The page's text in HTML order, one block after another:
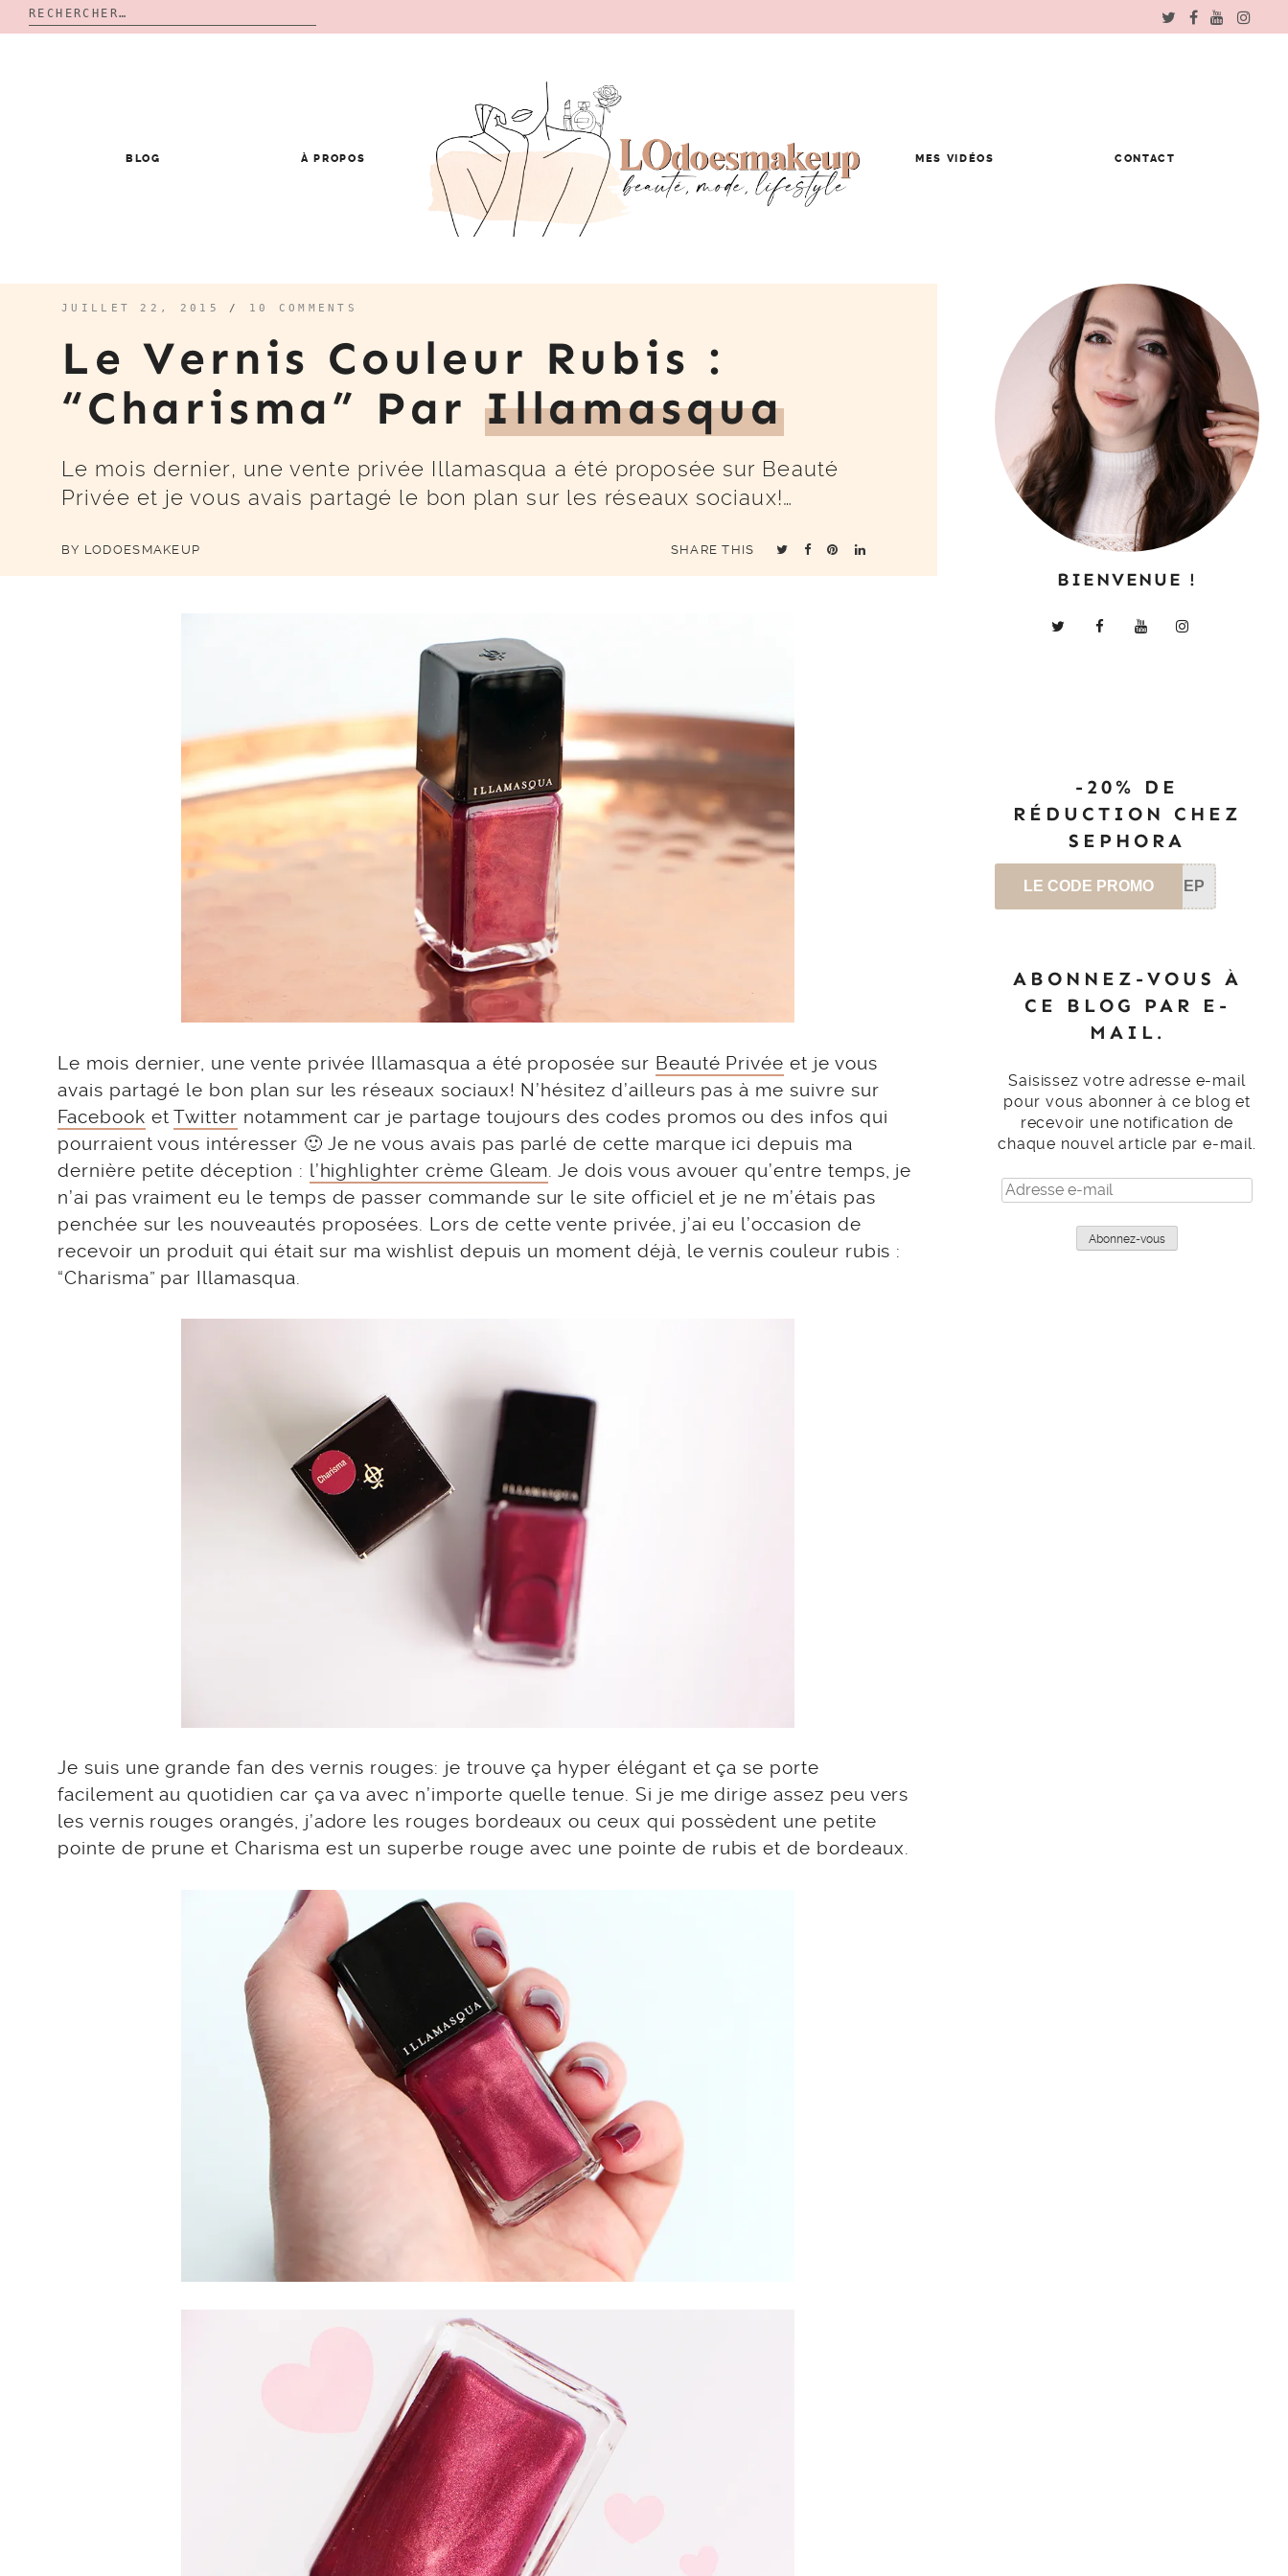
Rechercher :
BLOG À PROPOS MES VIDÉOS CONTACT
JUILLET 22, 2015 / 10 COMMENTS
Le Vernis Couleur Rubis :
“Charisma” Par Illamasqua
Le mois dernier, une vente privée Illamasqua a été proposée sur Beauté
Privée et je vous avais partagé le bon plan sur les réseaux sociaux!…
BY LODOESMAKEUP SHARE THIS
Le mois dernier, une vente privée Illamasqua a été proposée sur Beauté Privée et je vous
avais partagé le bon plan sur les réseaux sociaux! N’hésitez d’ailleurs pas à me suivre sur
Facebook etTwitter notamment car je partage toujours des codes promos ou des infos qui
pourraient vous intéresser 🙂 Je ne vous avais pas parlé de cette marque ici depuis ma
dernière petite déception : l’highlighter crème Gleam. Je dois vous avouer qu’entre temps, je
n’ai pas vraiment eu le temps de passer commande sur le site officiel et je ne m’étais pas
penchée sur les nouveautés proposées. Lors de cette vente privée, j’ai eu l’occasion de
recevoir un produit qui était sur ma wishlist depuis un moment déjà, le vernis couleur rubis :
“Charisma” par Illamasqua.
Je suis une grande fan des vernis rouges: je trouve ça hyper élégant et ça se porte
facilement au quotidien car ça va avec n’importe quelle tenue. Si je me dirige assez peu vers
les vernis rouges orangés, j’adore les rouges bordeaux ou ceux qui possèdent une petite
pointe de prune et Charisma est un superbe rouge avec une pointe de rubis et de bordeaux.
BIENVENUE !
-20% DE
RÉDUCTION CHEZ
SEPHORA
LE CODE PROMO SEP
ABONNEZ-VOUS À
CE BLOG PAR E-
MAIL.
Saisissez votre adresse e-mail
pour vous abonner à ce blog et
recevoir une notification de
chaque nouvel article par e-mail.
Adresse
e-
Abonnez-vous